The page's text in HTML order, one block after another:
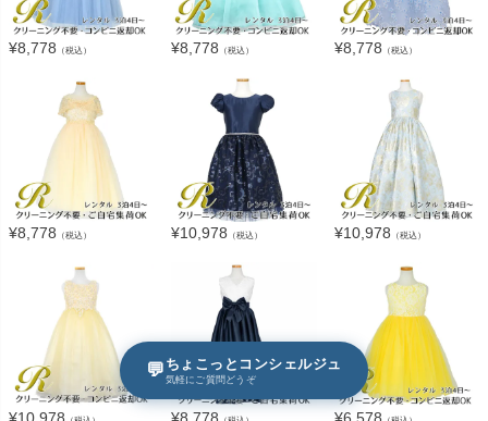
¥8,778 （税込） ¥8,778 （税込） ¥8,778 （税込）
¥8,778 （税込） ¥10,978 （税込） ¥10,978 （税込）
💬 ちょこっとコンシェルジュ
気軽にご質問どうぞ